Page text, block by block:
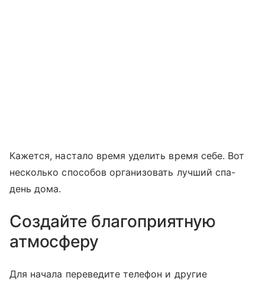
Кажется, настало время уделить время себе. Вот
несколько способов организовать лучший спа-
день дома.
Создайте благоприятную
атмосферу
Для начала переведите телефон и другие